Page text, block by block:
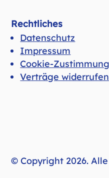
Rechtliches
Datenschutz
Impressum
Cookie-
Verträge widerrufen
© Copyright 2026.